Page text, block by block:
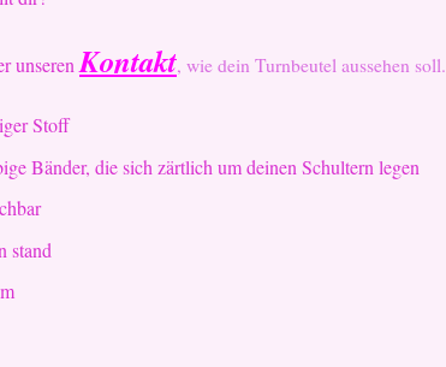
unseren Kontakt, wie dein Turnbeutel aussehen soll.
Stoff
Bänder, die sich zärtlich um deinen Schultern legen
stand